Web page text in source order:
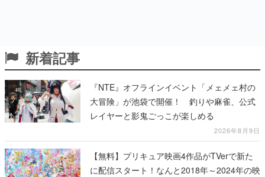
新着記事
『NTE』オフラインイベント「メェメェ村の
大冒険」が池袋で開催！ 釣りや麻雀、公式
レイヤーと影鬼ごっこが楽しめる
2026年8月9日
【無料】プリキュア映画4作品がTVerで新た
に配信スタート！なんと2018年～2024年の映